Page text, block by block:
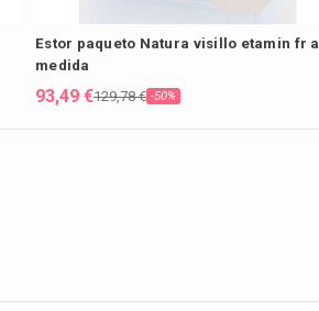
Estor paqueto Natura visillo etamin fr a
medida
93,49 €129,78 € -50%